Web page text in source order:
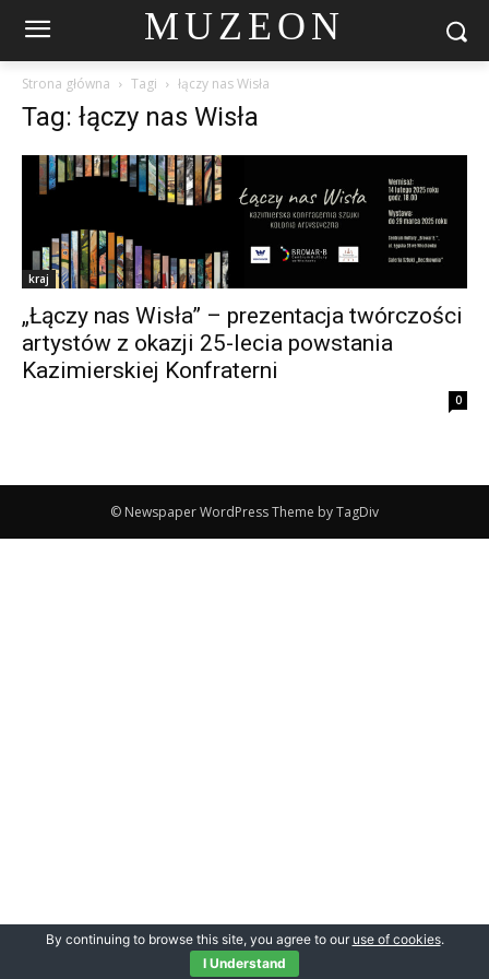
MUZEON
Strona główna Tagi łączy nas Wisła
Tag: łączy nas Wisła
kraj
„Łączy nas Wisła” – prezentacja twórczości
artystów z okazji 25-lecia powstania
Kazimierskiej Konfraterni
0
© Newspaper WordPress Theme by TagDiv
By continuing to browse this site, you agree to our use of cookies.
I Understand